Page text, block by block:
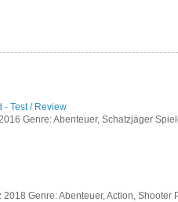
- Test / Review
Genre: Abenteuer, Schatzjäger
Genre: Abenteuer, Action, Shooter